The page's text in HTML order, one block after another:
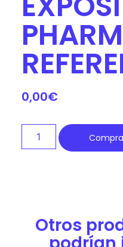
0,00€
Otros